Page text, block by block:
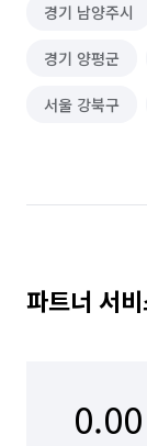
경기 남양주시
경기 양평군
서울 강북구
파트너 서
0.00